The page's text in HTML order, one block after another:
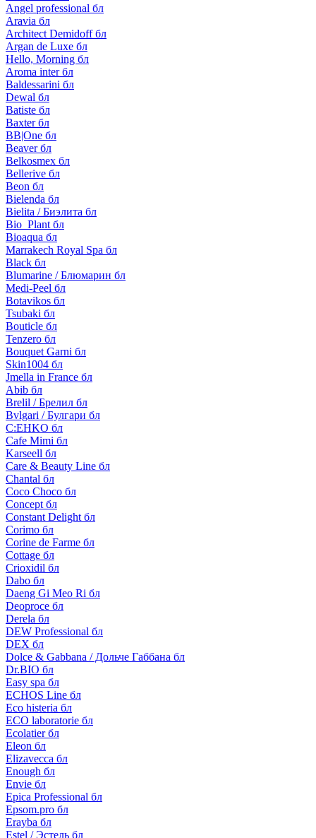
Angel professional бл
Aravia бл
Architect Demidoff бл
Argan de Luxe бл
Hello, Morning бл
Aroma inter бл
Baldessarini бл
Dewal бл
Batiste бл
Baxter бл
BB|One бл
Beaver бл
Belkosmex бл
Bellerive бл
Beon бл
Bielenda бл
Bielita / Биэлита бл
Bio_Plant бл
Bioaqua бл
Marrakech Royal Spa бл
Black бл
Blumarine / Блюмарин бл
Medi-Peel бл
Botavikos бл
Tsubaki бл
Bouticle бл
Tenzero бл
Bouquet Garni бл
Skin1004 бл
Jmella in France бл
Abib бл
Brelil / Брелил бл
Bvlgari / Булгари бл
C:EHKO бл
Cafe Mimi бл
Karseell бл
Care & Beauty Line бл
Chantal бл
Coco Choco бл
Concept бл
Constant Delight бл
Corimo бл
Corine de Farme бл
Cottage бл
Crioxidil бл
Dabo бл
Daeng Gi Meo Ri бл
Deoproce бл
Derela бл
DEW Professional бл
DEX бл
Dolce & Gabbana / Дольче Габбана бл
Dr.BIO бл
Easy spa бл
ECHOS Line бл
Eco histeria бл
ECO laboratorie бл
Ecolatier бл
Eleon бл
Elizavecca бл
Enough бл
Envie бл
Epica Professional бл
Epsom.pro бл
Erayba бл
Estel / Эстель бл